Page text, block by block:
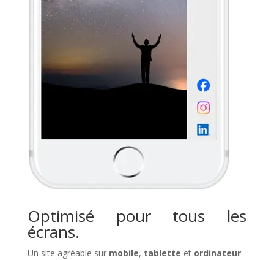
Optimisé pour tous les
écrans.
Un site agréable sur mobile, tablette et ordinateur